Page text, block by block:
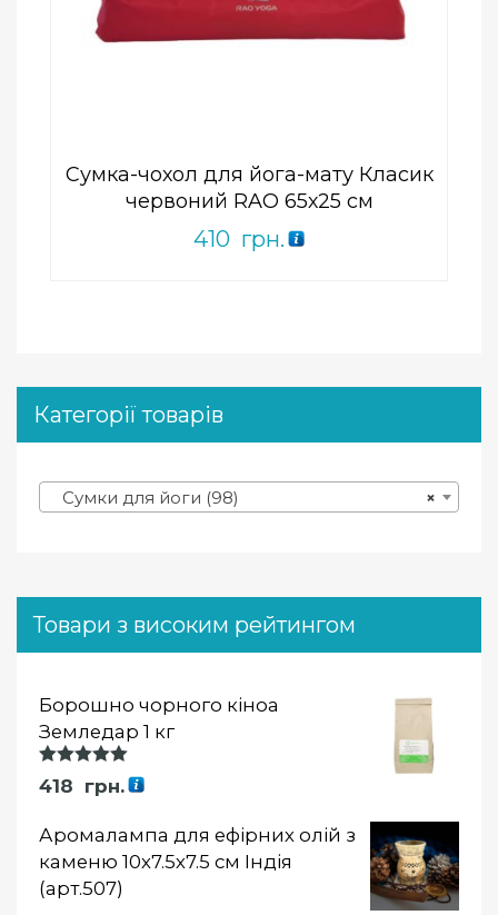
Сумка-чохол для йога-мату Класик
червоний RAO 65х25 см
410 грн.
ПРИДБАТИ
Add to Wishlist
Категорії товарів
×
Сумки для йоги (98)
Товари з високим рейтингом
Борошно чорного кіноа
Земледар 1 кг
Оцінка
5.00із 5
418 грн.
Аромалампа для ефірних олій з
каменю 10х7.5х7.5 см Індія
(арт.507)